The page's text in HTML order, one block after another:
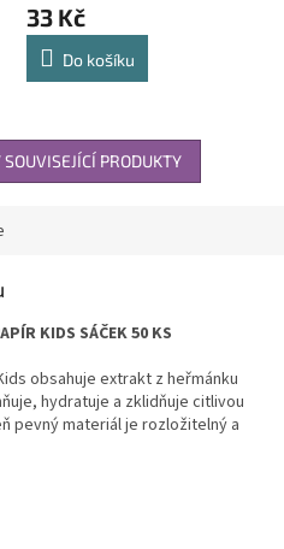
33 Kč
Do košíku
PRODUKTY
KIDS SÁČEK 50 KS
obsahuje extrakt z heřmánku
hydratuje a zklidňuje citlivou
pevný materiál je rozložitelný a